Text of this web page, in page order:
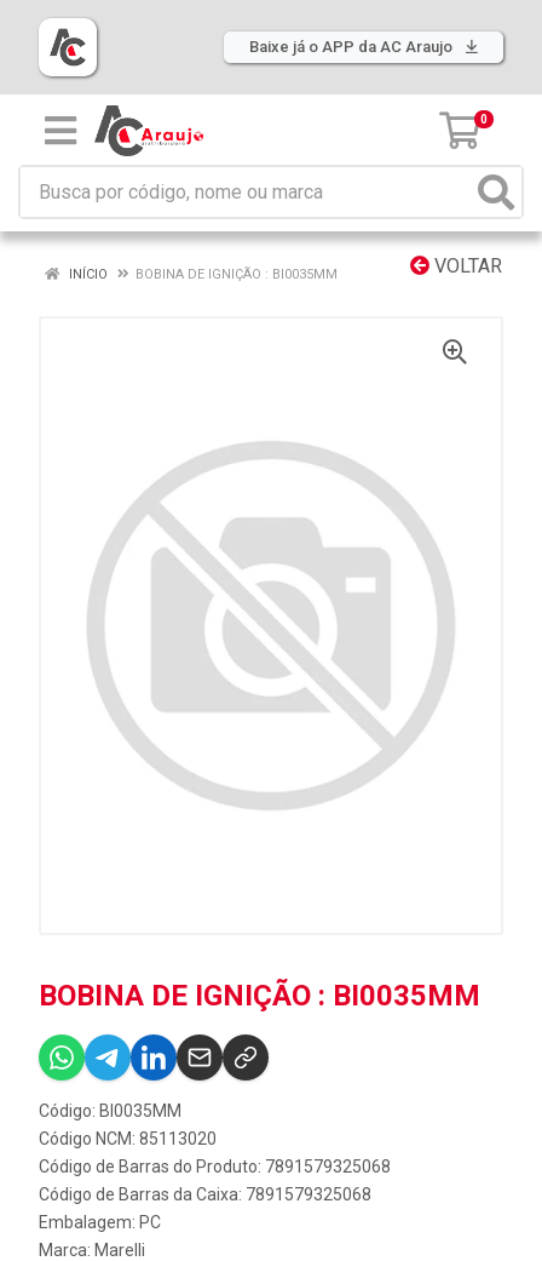
Baixe já o APP da AC Araujo
0
VOLTAR
INÍCIO BOBINA DE IGNIÇÃO : BI0035MM
BOBINA DE IGNIÇÃO : BI0035MM
Código: BI0035MM
Código NCM: 85113020
Código de Barras do Produto: 7891579325068
Código de Barras da Caixa: 7891579325068
Embalagem: PC
Marca: Marelli